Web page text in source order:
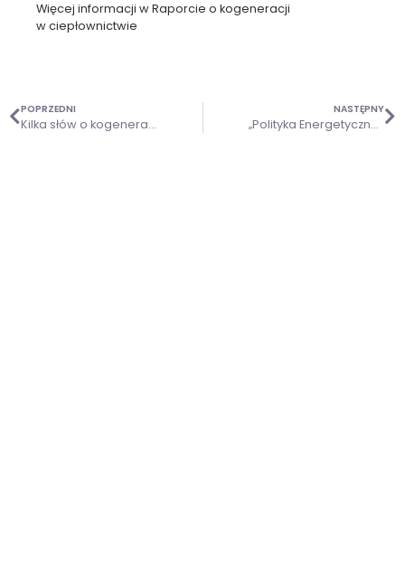
Więcej informacji wRaporcie o kogeneracji
w ciepłownictwie
POPRZEDNI
Kilka słów o kogeneracji | Raport o kogeneracji w ciepłownictwie
NASTĘPNY
„Polityka Energetyczna Polski do 2040 r. – strategia rozwoju sektora paliwowo-energetycznego” (PEP2040)